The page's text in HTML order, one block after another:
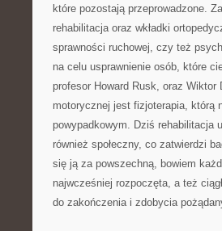
które pozostają przeprowadzone.
rehabilitacja oraz wkładki
sprawności ruchowej, czy też
na celu usprawnienie osób, które
profesor Howard Rusk, oraz
motorycznej jest fizjoterapia, którą
powypadkowym. Dziś rehabilitacja
również społeczny, co zatwierdzi
się ją za powszechną, bowiem
najwcześniej rozpoczęta, a też
do zakończenia i zdobycia